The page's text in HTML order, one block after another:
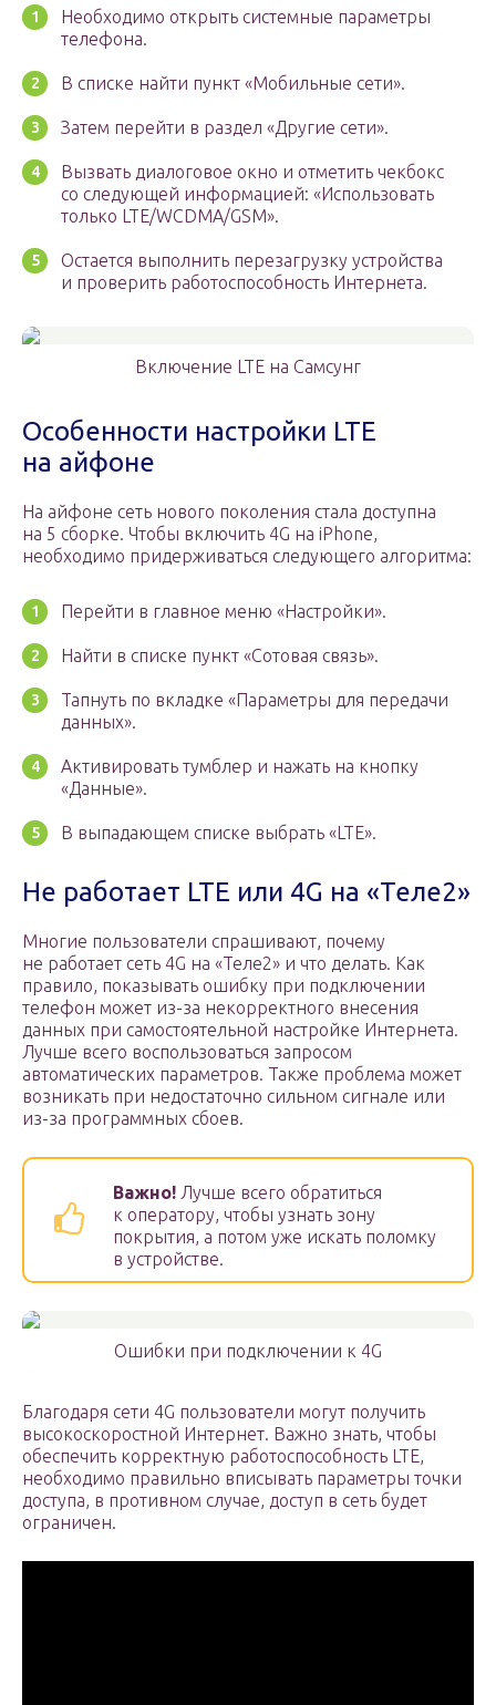
Необходимо открыть системные параметры
телефона.
В списке найти пункт «Мобильные сети».
Затем перейти в раздел «Другие сети».
Вызвать диалоговое окно и отметить чекбокс
со следующей информацией: «Использовать
только LTE/WCDMA/GSM».
Остается выполнить перезагрузку устройства
и проверить работоспособность Интернета.
Включение LTE на Самсунг
Особенности настройки LTE
на айфоне
На айфоне сеть нового поколения стала доступна
на 5 сборке. Чтобы включить 4G на iPhone,
необходимо придерживаться следующего алгоритма:
Перейти в главное меню «Настройки».
Найти в списке пункт «Сотовая связь».
Тапнуть по вкладке «Параметры для передачи
данных».
Активировать тумблер и нажать на кнопку
«Данные».
В выпадающем списке выбрать «LTE».
Не работает LTE или 4G на «Теле2»
Многие пользователи спрашивают, почему
не работает сеть 4G на «Теле2» и что делать. Как
правило, показывать ошибку при подключении
телефон может из-за некорректного внесения
данных при самостоятельной настройке Интернета.
Лучше всего воспользоваться запросом
автоматических параметров. Также проблема может
возникать при недостаточно сильном сигнале или
из-за программных сбоев.
Важно! Лучше всего обратиться
к оператору, чтобы узнать зону
покрытия, а потом уже искать поломку
в устройстве.
Ошибки при подключении к 4G
Благодаря сети 4G пользователи могут получить
высокоскоростной Интернет. Важно знать, чтобы
обеспечить корректную работоспособность LTE,
необходимо правильно вписывать параметры точки
доступа, в противном случае, доступ в сеть будет
ограничен.